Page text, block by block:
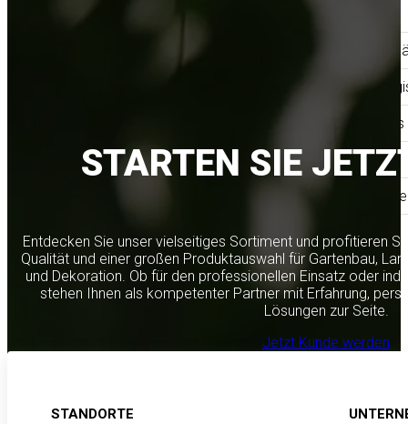
Easy Cert Services
Ihr Florist
Ihre
B2B-
Shop
Login
Registrieren
STARTEN SIE
Entdecken Sie unser vielseitiges Sortiment und profitieren
Qualität und einer großen Produktauswahl für Gartenbau,
und Dekoration. Ob für den professionellen Einsatz oder
stehen Ihnen als kompetenter Partner mit Erfahrung,
Lösungen zur Seite.
Jetzt Kunde werden
STANDORTE